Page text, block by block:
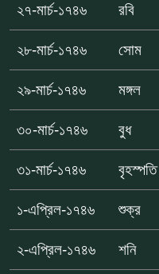
২৭-মার্চ-১৭৪৬ রবি
২৮-মার্চ-১৭৪৬ সোম
২৯-মার্চ-১৭৪৬ মঙ্গল
৩০-মার্চ-১৭৪৬ বুধ
৩১-মার্চ-১৭৪৬ বৃহস্পতি
১-এপ্রিল-১৭৪৬ শুক্র
২-এপ্রিল-১৭৪৬ শনি